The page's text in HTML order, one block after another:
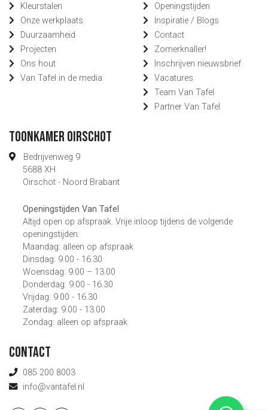
Kleurstalen
Onze werkplaats
Duurzaamheid
Projecten
Ons hout
Van Tafel in de media
Openingstijden
Inspiratie / Blogs
Contact
Zomerknaller!
Inschrijven nieuwsbrief
Vacatures
Team Van Tafel
Partner Van Tafel
Toonkamer Oirschot
Bedrijvenweg 9
5688 XH
Oirschot - Noord Brabant
Openingstijden Van Tafel
Altijd open op afspraak. Vrije inloop tijdens de volgende
openingstijden:
Maandag: alleen op afspraak
Dinsdag: 9.00 - 16.30
Woensdag: 9.00 – 13.00
Donderdag: 9.00 - 16.30
Vrijdag: 9.00 - 16.30
Zaterdag: 9.00 - 13.00
Zondag: alleen op afspraak
Contact
085 200 8003
info@vantafel.nl